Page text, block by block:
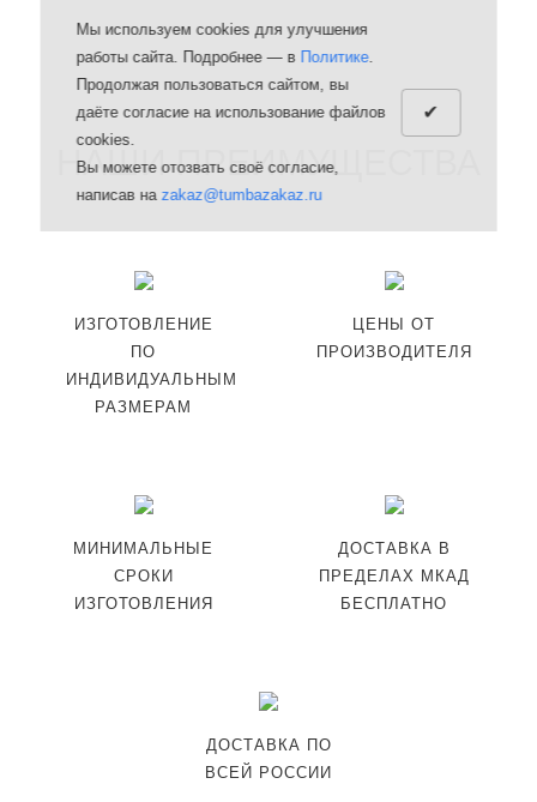
НАШИ ПРЕИМУЩЕСТВА
ИЗГОТОВЛЕНИЕ
ПО
ИНДИВИДУАЛЬНЫМ
РАЗМЕРАМ
ЦЕНЫ ОТ
ПРОИЗВОДИТЕЛЯ
МИНИМАЛЬНЫЕ
СРОКИ
ИЗГОТОВЛЕНИЯ
ДОСТАВКА В
ПРЕДЕЛАХ МКАД
БЕСПЛАТНО
ДОСТАВКА ПО
ВСЕЙ РОССИИ
Мы используем cookies для улучшения
работы сайта. Подробнее — в Политике.
Продолжая пользоваться сайтом, вы
даёте согласие на использование файлов
cookies.
Вы можете отозвать своё согласие,
написав на zakaz@tumbazakaz.ru
✔